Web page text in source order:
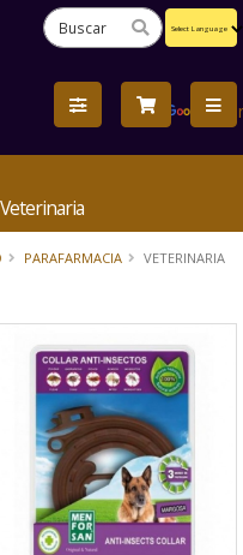
by
PARAFARMACIA VETERINARIA